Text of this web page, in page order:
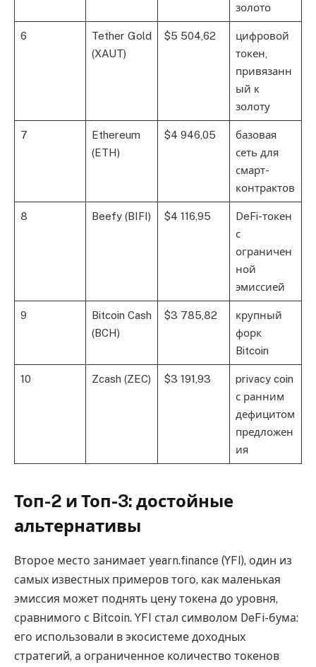
золото
6
Tether Gold
(XAUT)
$5 504,62
цифровой
токен,
привязанн
ый к
золоту
7
Ethereum
(ETH)
$4 946,05
базовая
сеть для
смарт-
контрактов
8 Beefy (BIFI) $4 116,95
DeFi-токен
с
ограничен
ной
эмиссией
9
Bitcoin Cash
(BCH)
$3 785,82
крупный
форк
Bitcoin
10 Zcash (ZEC) $3 191,93
privacy coin
с ранним
дефицитом
предложен
ия
Топ-2 и Топ-3: достойные
альтернативы
Второе место занимает yearn.finance (YFI), один из
самых известных примеров того, как маленькая
эмиссия может поднять цену токена до уровня,
сравнимого с Bitcoin. YFI стал символом DeFi-бума:
его использовали в экосистеме доходных
стратегий, а ограниченное количество токенов